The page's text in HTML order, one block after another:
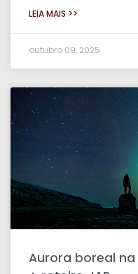
LEIA MAIS >>
outubro 09, 2025
Aurora boreal